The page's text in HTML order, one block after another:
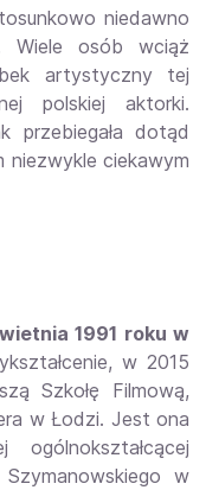
niedawno
Wiele osób wciąż
artystyczny tej
polskiej aktorki.
przebiegała dotąd
niezwykle ciekawym
1991 roku w
w 2015
Szkołę Filmową,
w Łodzi. Jest ona
w